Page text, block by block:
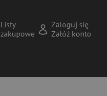
Listy
zakupowe
Zaloguj się
Załóż konto